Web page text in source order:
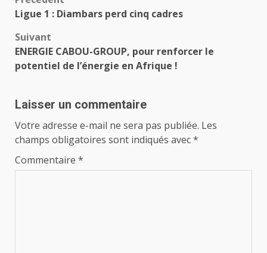
d’article
Ligue 1 : Diambars perd cinq cadres
Suivant
ENERGIE CABOU-GROUP, pour renforcer le
potentiel de l’énergie en Afrique !
Laisser un commentaire
Votre adresse e-mail ne sera pas publiée. Les
champs obligatoires sont indiqués avec*
Commentaire *